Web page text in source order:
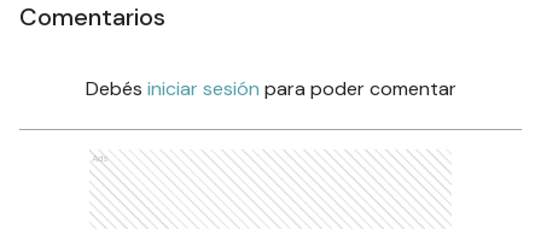
Comentarios
Debés iniciar sesión para poder comentar
Ads